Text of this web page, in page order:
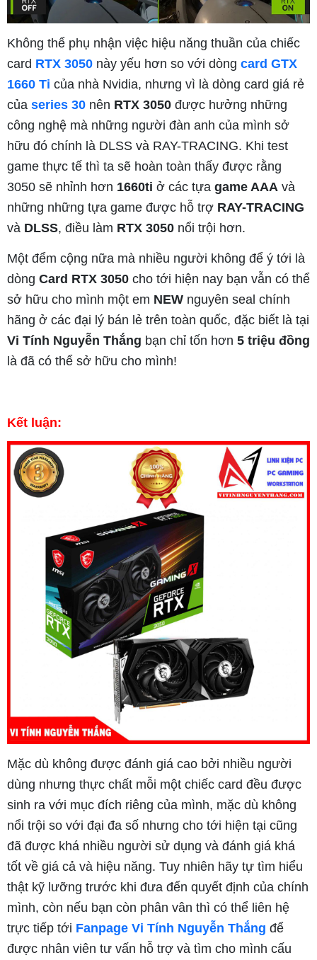
Không thể phụ nhận việc hiệu năng thuần của chiếc
card RTX 3050 này yếu hơn so với dòng card GTX
1660 Ti của nhà Nvidia, nhưng vì là dòng card giá rẻ
của series 30 nên RTX 3050 được hưởng những
công nghệ mà những người đàn anh của mình sở
hữu đó chính là DLSS và RAY-TRACING. Khi test
game thực tế thì ta sẽ hoàn toàn thấy được rằng
3050 sẽ nhỉnh hơn 1660ti ở các tựa game AAA và
những những tựa game được hỗ trợ RAY-TRACING
và DLSS, điều làm RTX 3050 nổi trội hơn.
Một đểm cộng nữa mà nhiều người không để ý tới là
dòng Card RTX 3050 cho tới hiện nay bạn vẫn có thể
sở hữu cho mình một em NEW nguyên seal chính
hãng ở các đại lý bán lẻ trên toàn quốc, đặc biết là tại
Vi Tính Nguyễn Thắng bạn chỉ tốn hơn 5 triệu đồng
là đã có thể sở hữu cho mình!
Kết luận:
Mặc dù không được đánh giá cao bởi nhiều người
dùng nhưng thực chất mỗi một chiếc card đều được
sinh ra với mục đích riêng của mình, mặc dù không
nổi trội so với đại đa số nhưng cho tới hiện tại cũng
đã được khá nhiều người sử dụng và đánh giá khá
tốt về giá cả và hiệu năng. Tuy nhiên hãy tự tìm hiểu
thật kỹ lưỡng trước khi đưa đến quyết định của chính
mình, còn nếu bạn còn phân vân thì có thể liên hệ
trực tiếp tới Fanpage Vi Tính Nguyễn Thắng để
được nhân viên tư vấn hỗ trợ và tìm cho mình cấu